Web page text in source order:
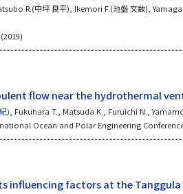
R.(中坪 良平), Ikemori F.(池盛 文数),
flow near the hydrothermal
) , Fukuhara T., Matsuda K., Furuichi N.,
Ocean and Polar Engineering
influencing factors at the